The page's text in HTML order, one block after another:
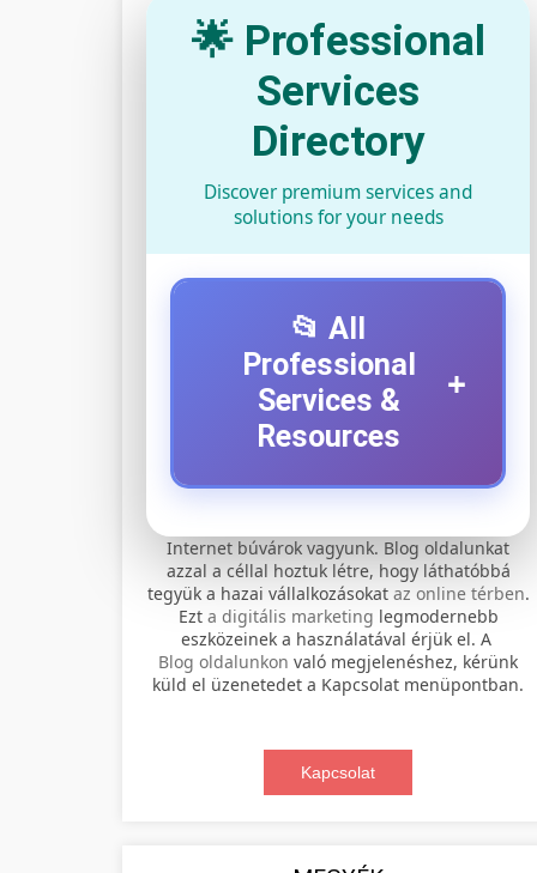
🌟 Professional
Services
Directory
Discover premium services and
solutions for your needs
📂 All
Professional
Services &
Resources
+
roller szervíz
+
Professional electric scooter repair and
maintenance services. Expert
technicians provide quality service for
all major brands and models.
scooter repair shop
📊 2. online marketing
ügynökség
+
services including SEO, social media
management, and digital advertising.
🛴 3. legjobb elektromos
Internet búvárok vagyunk. Blog oldalunkat
azzal a céllal hoztuk létre, hogy láthatóbbá
tegyük a hazai vállalkozásokat az online térben.
Ezt a digitális marketing legmodernebb
eszközeinek a használatával érjük el. A
Blog oldalunkon való megjelenéshez, kérünk
küld el üzenetedet a Kapcsolat menüpontban.
Kapcsolat